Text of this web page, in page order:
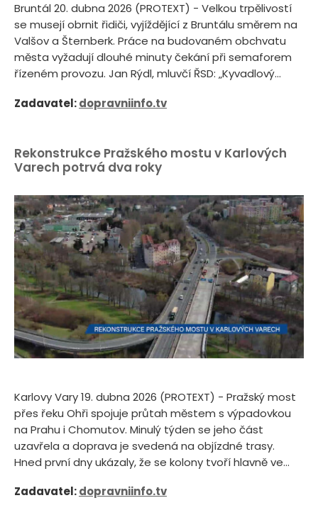
Bruntál 20. dubna 2026 (PROTEXT) - Velkou trpělivostí
se musejí obrnit řidiči, vyjíždějící z Bruntálu směrem na
Valšov a Šternberk. Práce na budovaném obchvatu
města vyžadují dlouhé minuty čekání při semaforem
řízeném provozu. Jan Rýdl, mluvčí ŘSD: „Kyvadlový...
Zadavatel:dopravniinfo.tv
Rekonstrukce Pražského mostu v Karlových
Varech potrvá dva roky
Karlovy Vary 19. dubna 2026 (PROTEXT) - Pražský most
přes řeku Ohři spojuje průtah městem s výpadovkou
na Prahu i Chomutov. Minulý týden se jeho část
uzavřela a doprava je svedená na objízdné trasy.
Hned první dny ukázaly, že se kolony tvoří hlavně ve...
Zadavatel:dopravniinfo.tv